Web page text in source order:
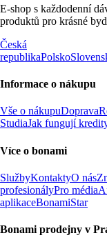
E-shop s každodenní
produktů pro krásné
Česká
republikaPolsko
Informace o nákupu
Vše o nákupuDoprava
StudiaJak fungují
Více o bonami
SlužbyKontaktyO nás
profesionályPro média
aplikaceBonamiStar
Bonami prodejny v